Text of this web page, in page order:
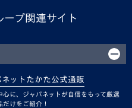
ープ関連サイト
ネットたかた公式通販
心に、ジャパネットが自信をもって厳選
だけをご紹介！